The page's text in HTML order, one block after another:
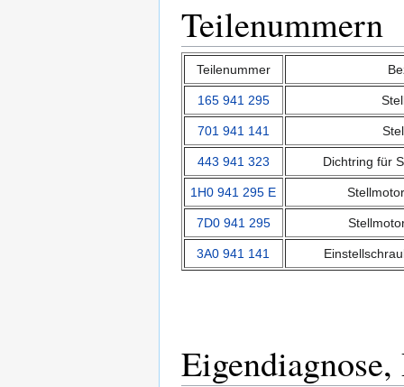
Teilenummern
Teilenummer
165 941 295
701 941 141
443 941 323 Dichtring für
1H0 941 295 E
7D0 941 295
3A0 941 141